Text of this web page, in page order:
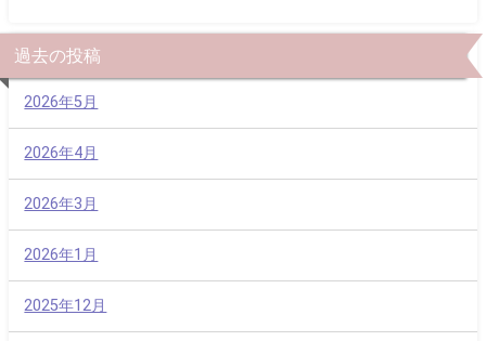
過去の投稿
2026年5月
2026年4月
2026年3月
2026年1月
2025年12月